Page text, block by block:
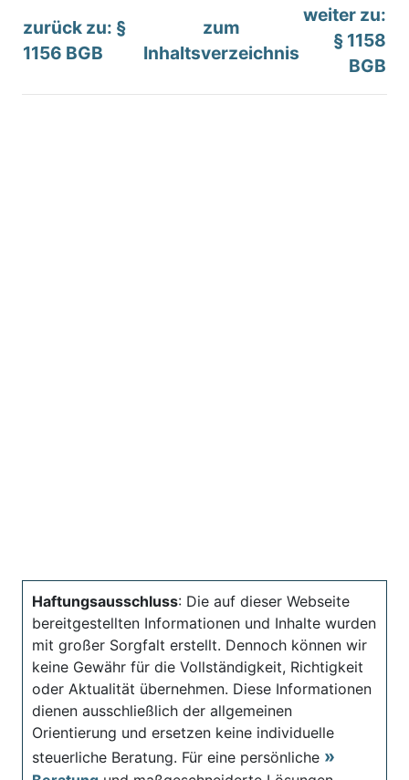
zurück zu: §
1156 BGB
zum
Inhaltsverzeichnis
weiter zu:
§ 1158
BGB
Haftungsausschluss: Die auf dieser Webseite
bereitgestellten Informationen und Inhalte wurden
mit großer Sorgfalt erstellt. Dennoch können wir
keine Gewähr für die Vollständigkeit, Richtigkeit
oder Aktualität übernehmen. Diese Informationen
dienen ausschließlich der allgemeinen
Orientierung und ersetzen keine individuelle
steuerliche Beratung. Für eine persönliche